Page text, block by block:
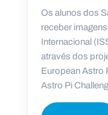
Os alunos dos
receber
Internacional
através dos
European Astro
Astro Pi
S
a
l
e
s
i
a
n
o